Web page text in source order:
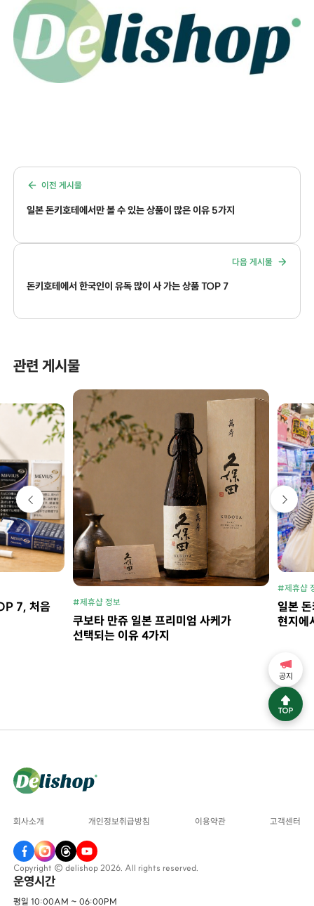
이전 게시물
일본 돈키호테에서만 볼 수 있는 상품이 많은 이유 5가지
다음 게시물
돈키호테에서 한국인이 유독 많이 사 가는 상품 TOP 7
관련 게시물
7, 처음 #제휴샵 정보
쿠보타 만쥬 일본 프리미엄 사케가
선택되는 이유 4가지
#제휴샵
일본
현지에
회사소개 개인정보취급방침 이용약관 고객센터
Copyright © delishop 2026. All rights reserved.
운영시간
평일 10:00AM ~ 06:00PM
공지